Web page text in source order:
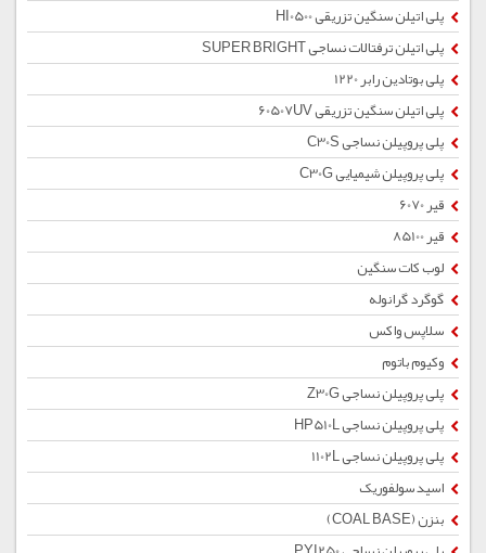
پلی اتیلن سنگین تزریقی HI0500
پلی اتیلن ترفتالات نساجی SUPER BRIGHT
پلی بوتادین رابر 1220
پلی اتیلن سنگین تزریقی 60507UV
پلی پروپیلن نساجی C30S
پلی پروپیلن شیمیایی C30G
قیر 6070
قیر 85100
لوب کات سنگین
گوگرد گرانوله
سلاپس واکس
وکیوم باتوم
پلی پروپیلن نساجی Z30G
پلی پروپیلن نساجی HP510L
پلی پروپیلن نساجی 1102L
اسید سولفوریک
بنزن (COAL BASE)